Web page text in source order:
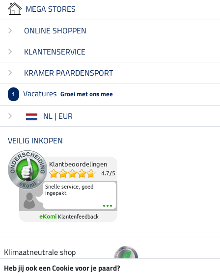
MEGA STORES
ONLINE SHOPPEN
KLANTENSERVICE
KRAMER PAARDENSPORT
1 Vacatures Groei met ons mee
NL | EUR
VEILIG INKOPEN
Klantbeoordelingen
4.7/5
Snelle service, goed
ingepakt.
eKomi Klantenfeedback
Klimaatneutrale shop
Heb jij ook een Cookie voor je paard?